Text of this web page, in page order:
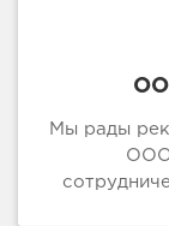
Мы рады
ООО